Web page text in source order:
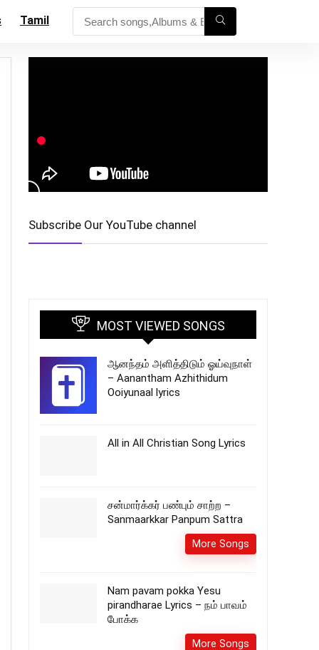
Tamil
Subscribe Our YouTube channel
MOST VIEWED SONGS
ஆனந்தம் அளித்திடும் ஓய்வுநாள்
– Aanantham Azhithidum
Ooiyunaal lyrics
All in All Christian Song Lyrics
சன்மார்க்கர் பண்பும் சாற்ற –
Sanmaarkkar Panpum Sattra
More Songs
Nam pavam pokka Yesu
pirandharae Lyrics – நம் பாவம்
போக்க
More Songs